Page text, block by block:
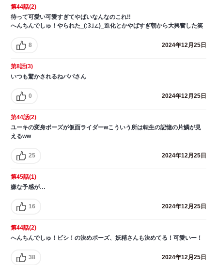
第44話(2)
待って可愛い可愛すぎてやばいなんなのこれ!!
へんちんでしゅ！やられた_(:3｣∠)_進化とかやばすぎ朝から大興奮した笑
8 2024年12月25日
第8話(3)
いつも驚かされるねパパさん
0 2024年12月25日
第44話(2)
ユーキの変身ポーズが仮面ライダーwこういう所は転生の記憶の片鱗が見
えるww
25 2024年12月25日
第45話(1)
嫌な予感が…
16 2024年12月25日
第44話(2)
へんちんでしゅ！ビシ！の決めポーズ、妖精さんも決めてる！可愛いー！
38 2024年12月25日